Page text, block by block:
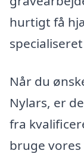
hurtigt få
Når du
Nylars, er
fra
bruge